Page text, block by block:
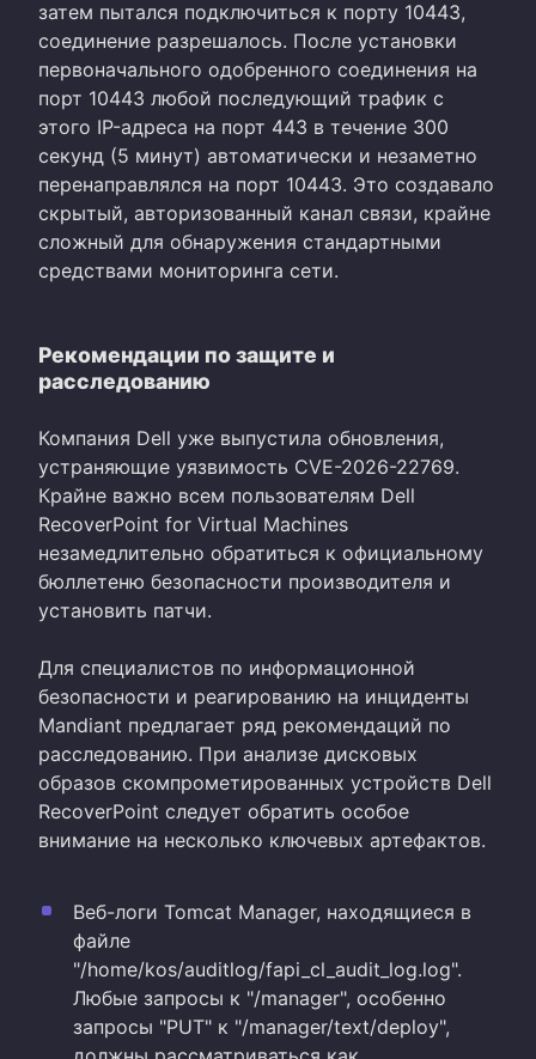
затем пытался подключиться к порту 10443,
соединение разрешалось. После установки
первоначального одобренного соединения на
порт 10443 любой последующий трафик с
этого IP-адреса на порт 443 в течение 300
секунд (5 минут) автоматически и незаметно
перенаправлялся на порт 10443. Это создавало
скрытый, авторизованный канал связи, крайне
сложный для обнаружения стандартными
средствами мониторинга сети.
Рекомендации по защите и
расследованию
Компания Dell уже выпустила обновления,
устраняющие уязвимость CVE-2026-22769.
Крайне важно всем пользователям Dell
RecoverPoint for Virtual Machines
незамедлительно обратиться к официальному
бюллетеню безопасности производителя и
установить патчи.
Для специалистов по информационной
безопасности и реагированию на инциденты
Mandiant предлагает ряд рекомендаций по
расследованию. При анализе дисковых
образов скомпрометированных устройств Dell
RecoverPoint следует обратить особое
внимание на несколько ключевых артефактов.
Веб-логи Tomcat Manager, находящиеся в
файле
"/home/kos/auditlog/fapi_cl_audit_log.log".
Любые запросы к "/manager", особенно
запросы "PUT" к "/manager/text/deploy",